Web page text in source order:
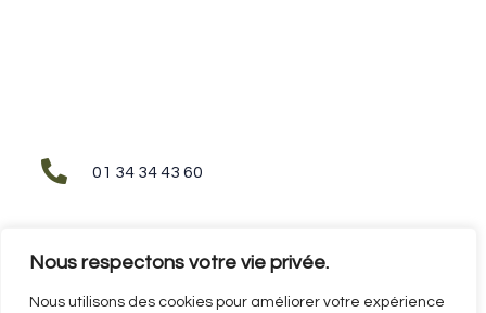
Nous respectons votre vie privée.
Nous utilisons des cookies pour améliorer votre expérience
 01 34 34 43 60

1 Bd du Moulin à Vent 95650 Puiseux-